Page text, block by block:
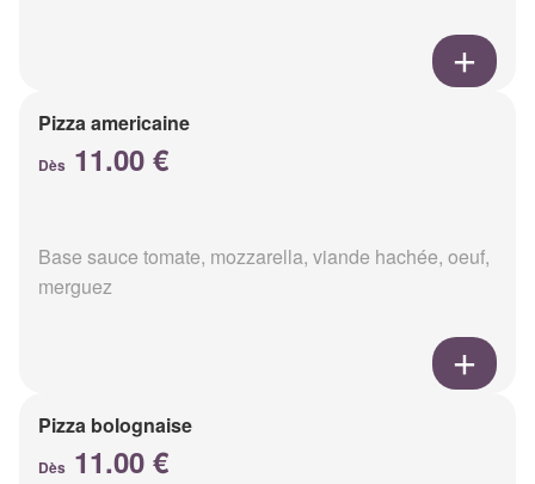
Pizza americaine
Dès 11.00 €
Base sauce tomate, mozzarella, viande hachée, oeuf,
merguez
Pizza bolognaise
Dès 11.00 €